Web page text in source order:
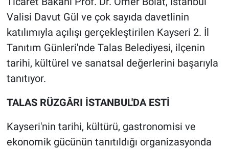
Valisi Davut Gül ve çok sayıda davetlinin
katılımıyla açılışı gerçekleştirilen Kayseri 2. İl
Tanıtım Günleri'nde Talas Belediyesi, ilçenin
tarihi, kültürel ve sanatsal değerlerini başarıyla
tanıtıyor.
TALAS RÜZGÂRI İSTANBUL'DA ESTİ
Kayseri'nin tarihi, kültürü, gastronomisi ve
ekonomik gücünün tanıtıldığı organizasyonda